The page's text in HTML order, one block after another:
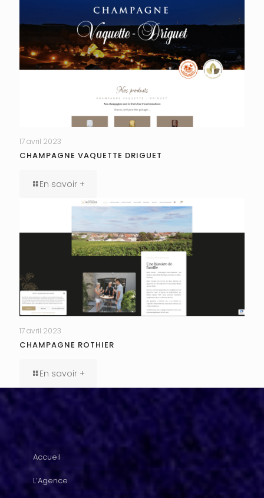
17 avril 2023
CHAMPAGNE VAQUETTE DRIGUET
En savoir +
17 avril 2023
CHAMPAGNE ROTHIER
En savoir +
Accueil
L’Agence